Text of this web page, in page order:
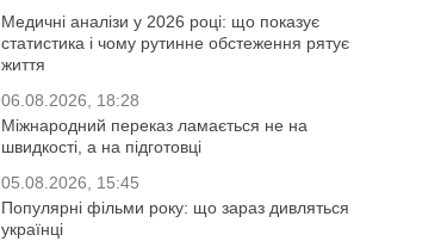
Медичні аналізи у 2026 році: що показує
статистика і чому рутинне обстеження рятує
життя
06.08.2026, 18:28
Міжнародний переказ ламається не на
швидкості, а на підготовці
05.08.2026, 15:45
Популярні фільми року: що зараз дивляться
українці